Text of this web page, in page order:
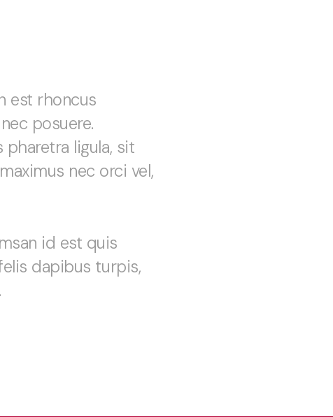
est rhoncus
posuere.
ligula, sit
nec orci vel,
id est quis
dapibus turpis,